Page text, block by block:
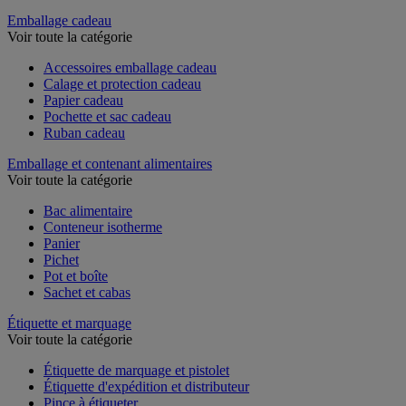
Emballage cadeau
Accessoires emballage cadeau
Calage et protection cadeau
Papier cadeau
Pochette et sac cadeau
Emballage et contenant alimentaires
Bac alimentaire
Conteneur isotherme
Panier
Pichet
Pot et boîte
Étiquette et marquage
Étiquette de marquage et pistolet
Étiquette d'expédition et distributeur